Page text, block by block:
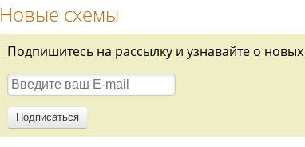
Новые схемы
Подпишитесь на рассылку и узнавайте о